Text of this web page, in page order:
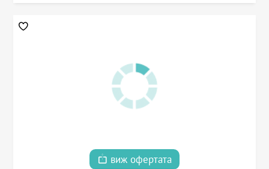
виж офертата